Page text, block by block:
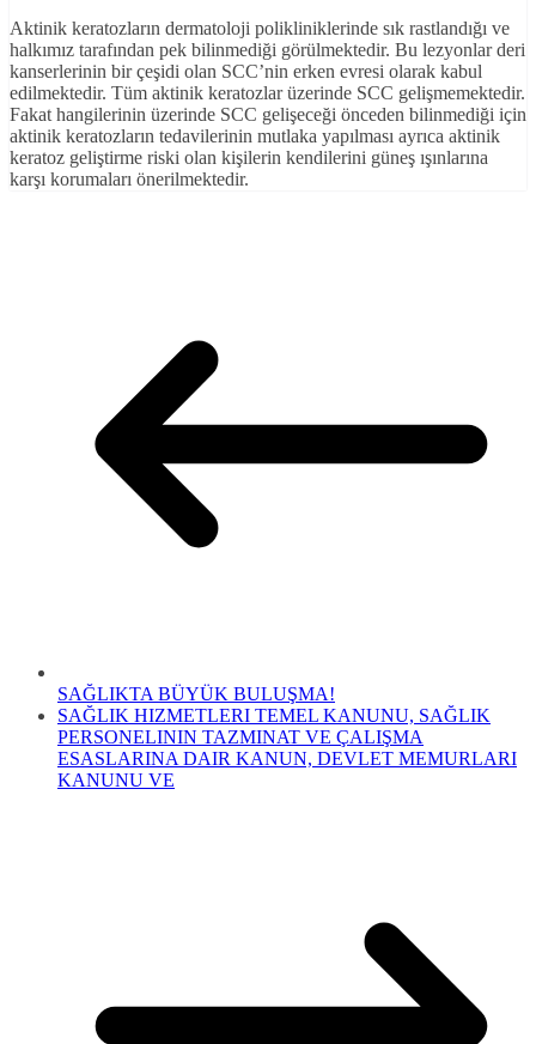
Aktinik keratozların dermatoloji polikliniklerinde sık rastlandığı ve
halkımız tarafından pek bilinmediği görülmektedir. Bu lezyonlar deri
kanserlerinin bir çeşidi olan SCC’nin erken evresi olarak kabul
edilmektedir. Tüm aktinik keratozlar üzerinde SCC gelişmemektedir.
Fakat hangilerinin üzerinde SCC gelişeceği önceden bilinmediği için
aktinik keratozların tedavilerinin mutlaka yapılması ayrıca aktinik
keratoz geliştirme riski olan kişilerin kendilerini güneş ışınlarına
karşı korumaları önerilmektedir.
SAĞLIKTA BÜYÜK BULUŞMA!
SAĞLIK HIZMETLERI TEMEL KANUNU, SAĞLIK
PERSONELININ TAZMINAT VE ÇALIŞMA
ESASLARINA DAIR KANUN, DEVLET MEMURLARI
KANUNU VE